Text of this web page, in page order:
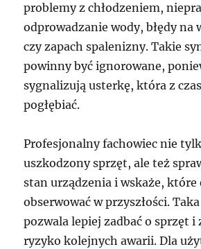
problemy z chłodzeniem,
odprowadzanie wody, błędy na
czy zapach spalenizny. Takie
powinny być ignorowane,
sygnalizują usterkę, która z
pogłębiać.
Profesjonalny fachowiec nie
uszkodzony sprzęt, ale też
stan urządzenia i wskaże,
obserwować w przyszłości.
pozwala lepiej zadbać o sprzęt i
ryzyko kolejnych awarii. Dla